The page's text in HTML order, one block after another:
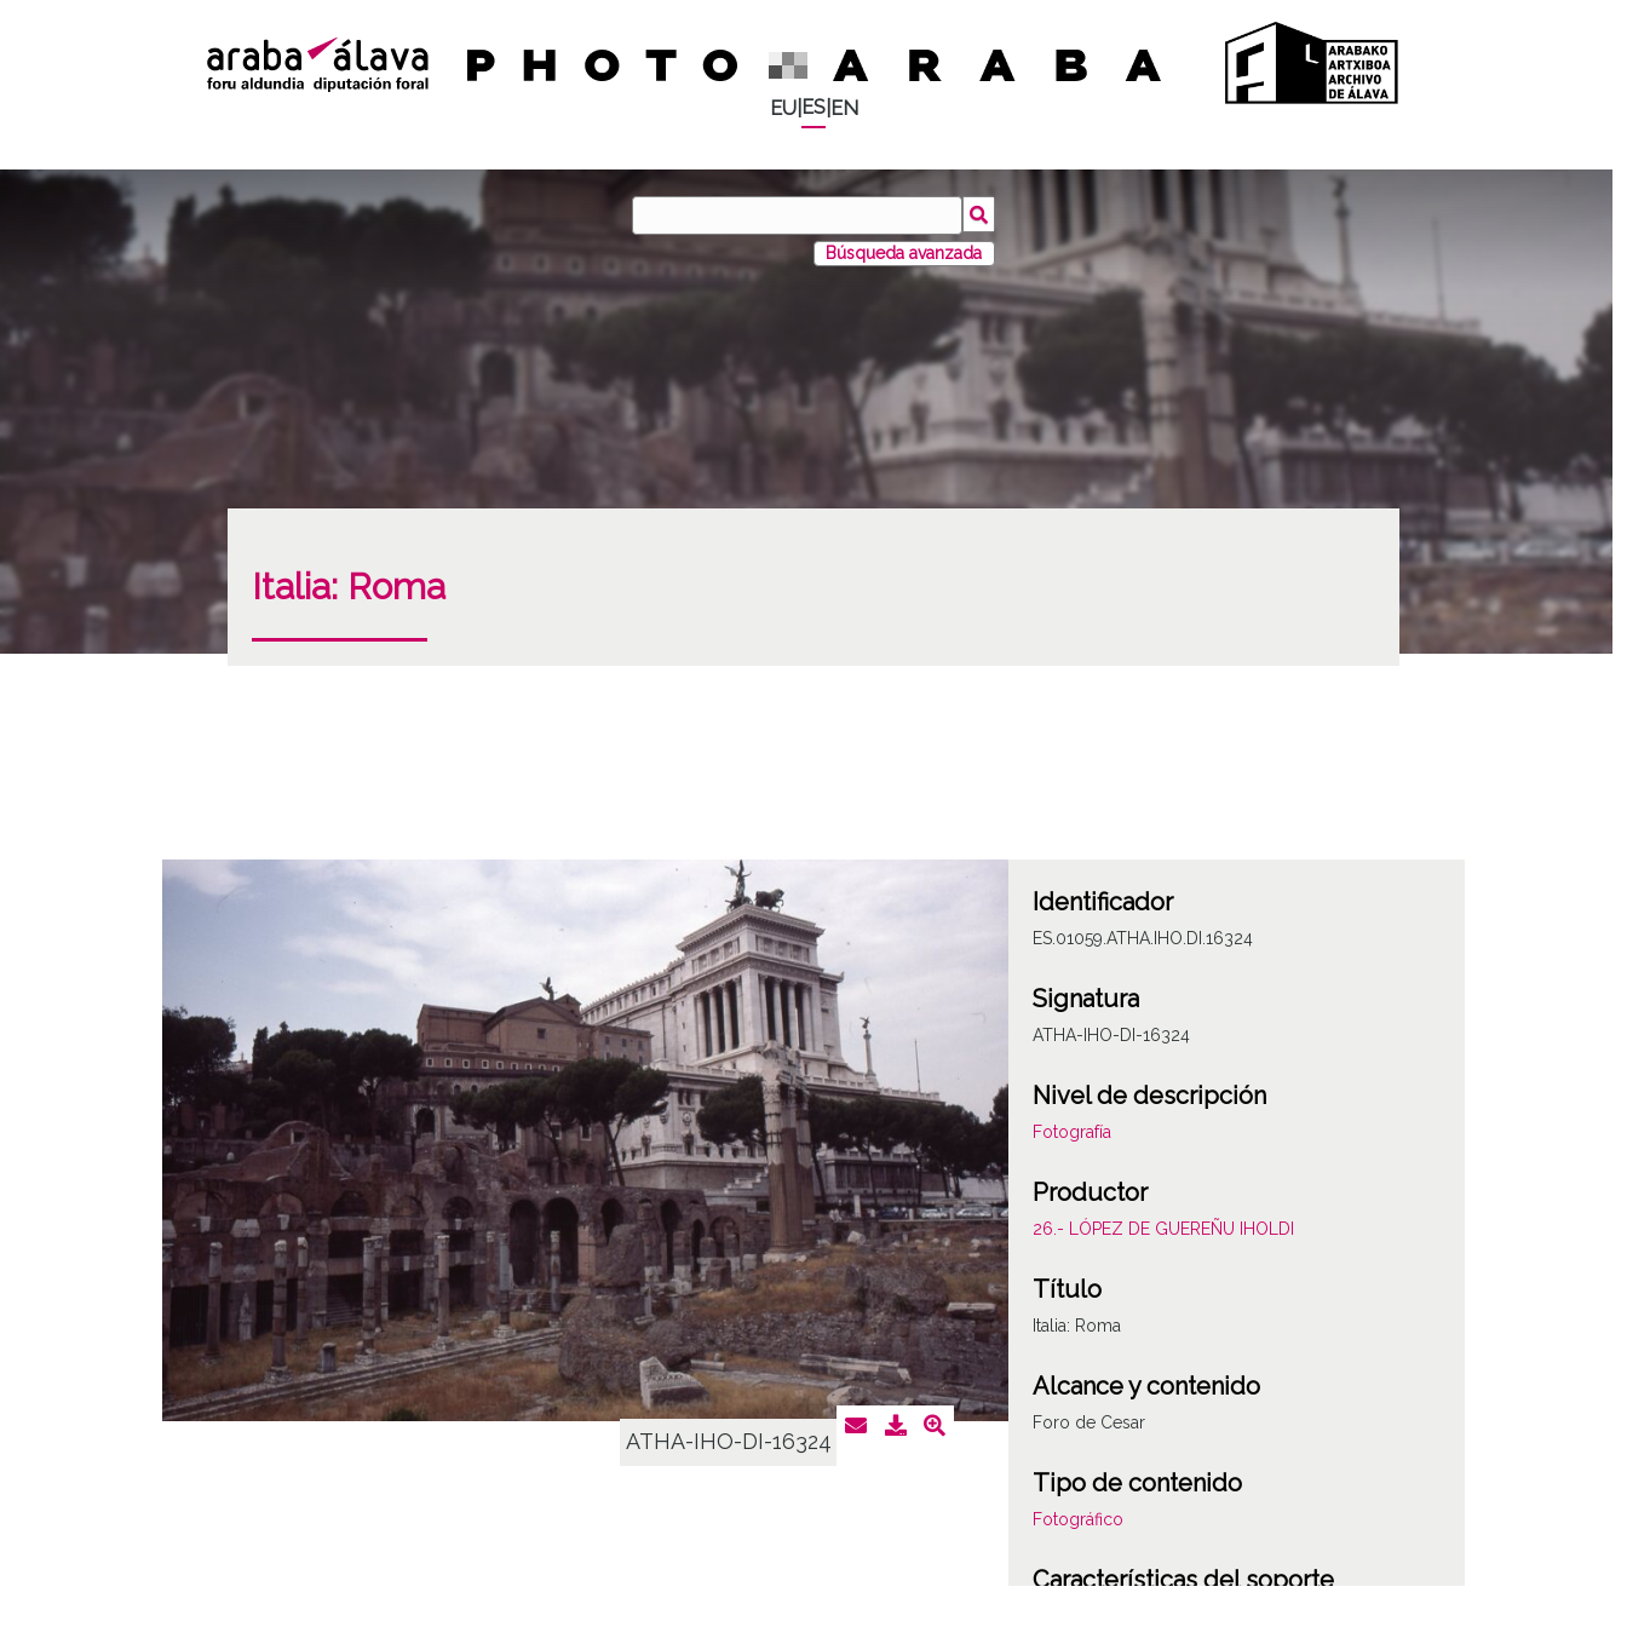
EU| ES| EN
Búsqueda avanzada
Italia: Roma
ATHA-IHO-DI-16324
Identificador
ES.01059.ATHA.IHO.DI.16324
Signatura
ATHA-IHO-DI-16324
Nivel de descripción
Fotografía
Productor
26.- LÓPEZ DE GUEREÑU IHOLDI
Título
Italia: Roma
Alcance y contenido
Foro de Cesar
Tipo de contenido
Fotográfico
Características del soporte